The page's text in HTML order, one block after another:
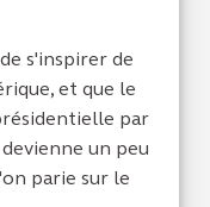
s'inspirer de
et que le
par
un peu
parie sur le